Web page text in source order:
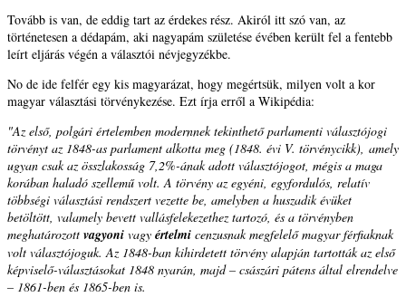
Tovább is van, de eddig tart az érdekes rész. Akiról itt szó van, az
történetesen a dédapám, aki nagyapám születése évében került fel a fentebb
leírt eljárás végén a választói névjegyzékbe.
No de ide felfér egy kis magyarázat, hogy megértsük, milyen volt a kor
magyar választási törvénykezése. Ezt írja erről a Wikipédia:
"Az első, polgári értelemben modernnek tekinthető parlamenti választójogi
törvényt az 1848-as parlament alkotta meg (1848. évi V. törvénycikk), amely
ugyan csak az összlakosság 7,2%-ának adott választójogot, mégis a maga
korában haladó szellemű volt. A törvény az egyéni, egyfordulós, relatív
többségi választási rendszert vezette be, amelyben a huszadik évüket
betöltött, valamely bevett vallásfelekezethez tartozó, és a törvényben
meghatározott vagyoni vagy értelmi cenzusnak megfelelő magyar férfiaknak
volt választójoguk. Az 1848-ban kihirdetett törvény alapján tartották az első
képviselő-választásokat 1848 nyarán, majd – császári pátens által elrendelve
– 1861-ben és 1865-ben is.